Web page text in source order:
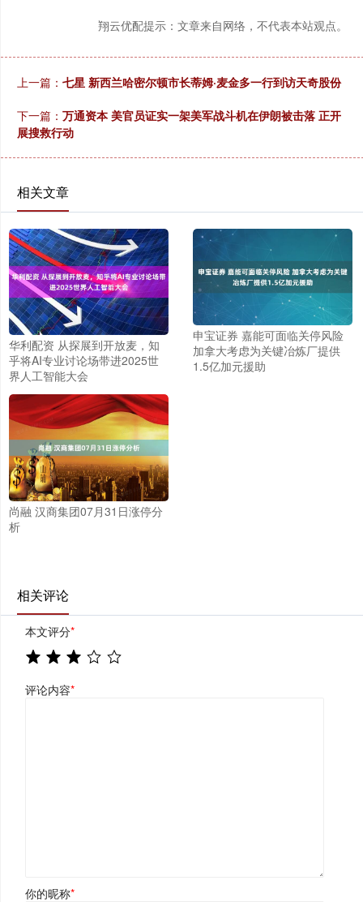
翔云优配提示：文章来自网络，不代表本站观点。
上一篇： 七星 新西兰哈密尔顿市长蒂姆·麦金多一行到访天奇股份
下一篇： 万通资本 美官员证实一架美军战斗机在伊朗被击落 正开
展搜救行动
相关文章
华利配资 从探展到开放麦，知
乎将AI专业讨论场带进2025世
界人工智能大会
申宝证券 嘉能可面临关停风险
加拿大考虑为关键冶炼厂提供
1.5亿加元援助
尚融 汉商集团07月31日涨停分
析
相关评论
本文评分*
评论内容*
你的昵称*